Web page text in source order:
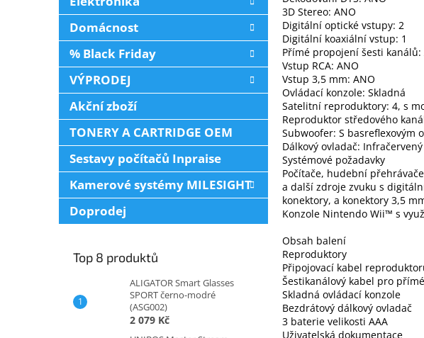
Domácnost
% Black Friday
VÝPRODEJ
Akční zboží
TONERY A CARTRIDGE OEM
Sestavy počítačů Inpraise
Kamerové systémy MILESIGHT
Doprodej
Top 8 produktů
ALIGATOR Smart Glasses
SPORT černo-modré
(ASG002)
2 079 Kč
3D Stereo: ANO
Digitální optické vstupy: 2
Digitální koaxiální vstup: 1
Přímé propojení šesti kanálů:
Vstup RCA: ANO
Vstup 3,5 mm: ANO
Ovládací konzole: Skladná
Satelitní reproduktory: 4, s
Reproduktor středového
Subwoofer: S basreflexovým
Dálkový ovladač: Infračervený
Systémové požadavky
Počítače, hudební
a další zdroje zvuku s
konektory, a konektory 3,5
Konzole Nintendo Wii™ s
Obsah balení
Reproduktory
Připojovací kabel
Šestikanálový kabel pro
Skladná ovládací konzole
Bezdrátový dálkový ovladač
3 baterie velikosti AAA
Uživatelská dokumentace